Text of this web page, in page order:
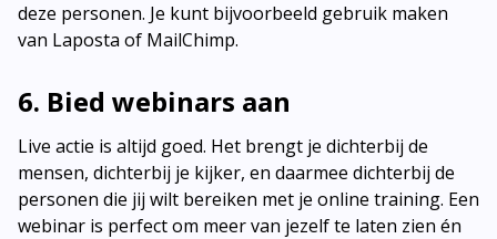
deze personen. Je kunt bijvoorbeeld gebruik maken
van Laposta of MailChimp.
6. Bied webinars aan
Live actie is altijd goed. Het brengt je dichterbij de
mensen, dichterbij je kijker, en daarmee dichterbij de
personen die jij wilt bereiken met je online training. Een
webinar is perfect om meer van jezelf te laten zien én